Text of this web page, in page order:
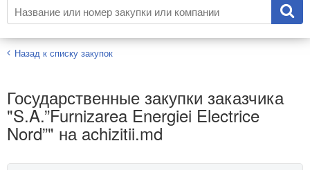
Назад к списку закупок
Государственные закупки заказчика
"S.A.”Furnizarea Energiei Electrice
Nord”" на achizitii.md